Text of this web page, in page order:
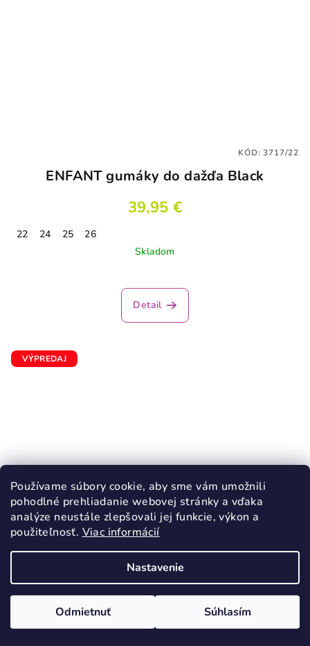
Používame súbory cookie, aby sme vám umožnili
pohodlné prehliadanie webovej stránky a vďaka
analýze neustále zlepšovali jej funkcie, výkon a
použiteľnosť. Viac informácií
Nastavenie
Odmietnuť Súhlasím
ENFANT gumáky do dažďa Black
39,95 €
22 24 25
26
Skladom
Detail
KÓD:3717/22
VÝPREDAJ
ENFANT termo čižmy s ovčím rúnom Black
24,95 €